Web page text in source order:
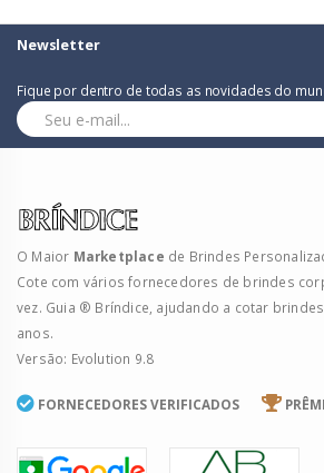
Newsletter
Fique por dentro de todas as novidades do
O Maior Marketplace de Brindes
Cote com vários fornecedores de brindes
vez. Guia ® Bríndice, ajudando a cotar
anos.
Versão: Evolution 9.8
FORNECEDORES VERIFICADOS